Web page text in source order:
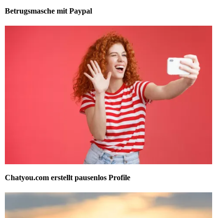
Betrugsmasche mit Paypal
Chatyou.com erstellt pausenlos Profile